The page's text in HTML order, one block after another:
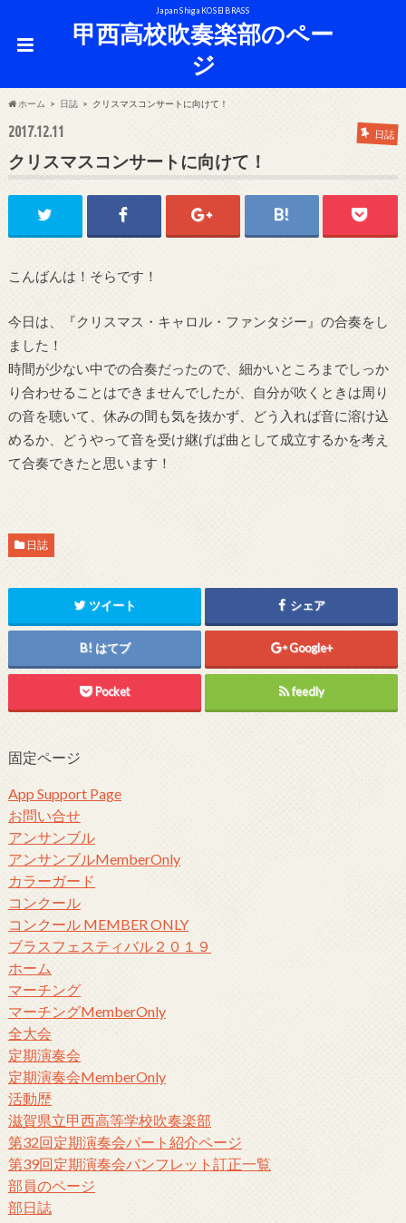
Japan Shiga KOSEI BRASS
甲西高校吹奏楽部のペー
ジ
ホーム 日誌 クリスマスコンサートに向けて！
2017.12.11 日誌
クリスマスコンサートに向けて！
こんばんは！そらです！
今日は、『クリスマス・キャロル・ファンタジー』の合奏をし
ました！
時間が少ない中での合奏だったので、細かいところまでしっか
り合わせることはできませんでしたが、自分が吹くときは周り
の音を聴いて、休みの間も気を抜かず、どう入れば音に溶け込
めるか、どうやって音を受け継げば曲として成立するかを考え
て合奏できたと思います！
日誌
ツイート シェア
はてブ Google+
Pocket feedly
固定ページ
App Support Page
お問い合せ
アンサンブル
アンサンブルMemberOnly
カラーガード
コンクール
コンクール MEMBER ONLY
ブラスフェスティバル２０１９
ホーム
マーチング
マーチングMemberOnly
全大会
定期演奏会
定期演奏会MemberOnly
活動歴
滋賀県立甲西高等学校吹奏楽部
第32回定期演奏会パート紹介ページ
第39回定期演奏会パンフレット訂正一覧
部員のページ
部日誌